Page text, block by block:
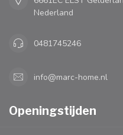
Nederland
0481745246
info@marc-home.nl
Openingstijden